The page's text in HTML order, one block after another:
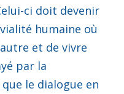
ci doit devenir
humaine où
et de vivre
par la
que le dialogue en